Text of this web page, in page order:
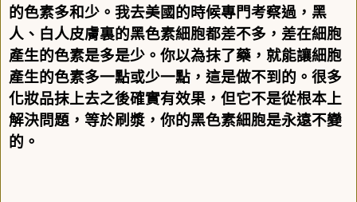
的色素多和少。我去美國的時候專門考察過，黑
人、白人皮膚裏的黑色素細胞都差不多，差在細胞
產生的色素是多是少。你以為抹了藥，就能讓細胞
產生的色素多一點或少一點，這是做不到的。很多
化妝品抹上去之後確實有效果，但它不是從根本上
解決問題，等於刷漿，你的黑色素細胞是永遠不變
的。